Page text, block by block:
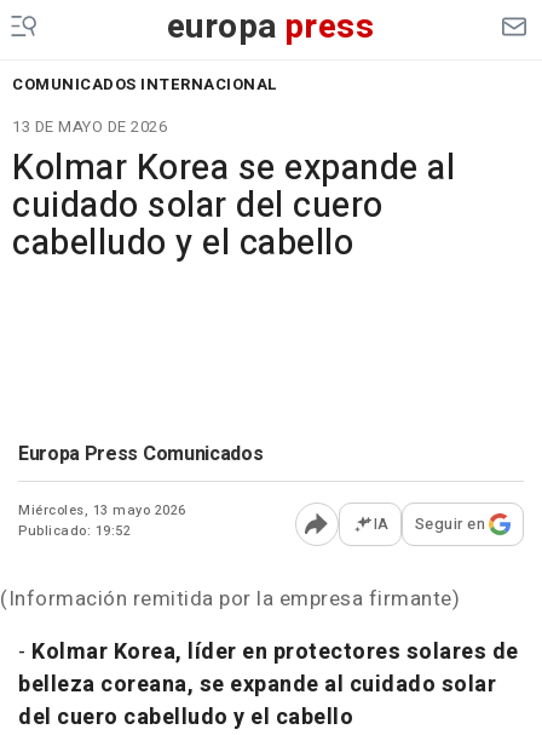
europa press
COMUNICADOS INTERNACIONAL
13 DE MAYO DE 2026
Kolmar Korea se expande al
cuidado solar del cuero
cabelludo y el cabello
Europa Press Comunicados
Miércoles, 13 mayo 2026
Publicado: 19:52
Abrir opciones para
IA Seguir en
(Información remitida por la empresa firmante)
- Kolmar Korea, líder en protectores solares de
belleza coreana, se expande al cuidado solar
del cuero cabelludo y el cabello